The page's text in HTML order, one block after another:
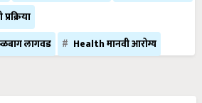
लागवड
Health मानवी आरोग्य